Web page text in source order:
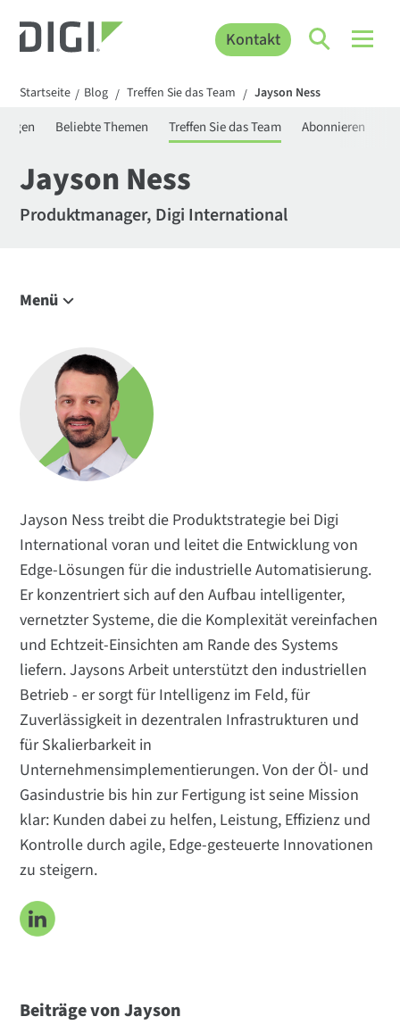
Kontakt
Startseite / Blog / Treffen Sie das Team / Jayson Ness
Beliebte Themen Treffen Sie das Team Abonnieren
Jayson Ness
Produktmanager, Digi International
Menü
IoT Trends
Technische Einblicke
Anwendungen
Beliebte Themen
Treffen Sie das Team
Jayson Ness treibt die Produktstrategie bei Digi
International voran und leitet die Entwicklung von
Edge-Lösungen für die industrielle Automatisierung.
Er konzentriert sich auf den Aufbau intelligenter,
vernetzter Systeme, die die Komplexität vereinfachen
und Echtzeit-Einsichten am Rande des Systems
liefern. Jaysons Arbeit unterstützt den industriellen
Betrieb - er sorgt für Intelligenz im Feld, für
Zuverlässigkeit in dezentralen Infrastrukturen und
für Skalierbarkeit in
Unternehmensimplementierungen. Von der Öl- und
Gasindustrie bis hin zur Fertigung ist seine Mission
klar: Kunden dabei zu helfen, Leistung, Effizienz und
Kontrolle durch agile, Edge-gesteuerte Innovationen
zu steigern.
Beiträge von Jayson